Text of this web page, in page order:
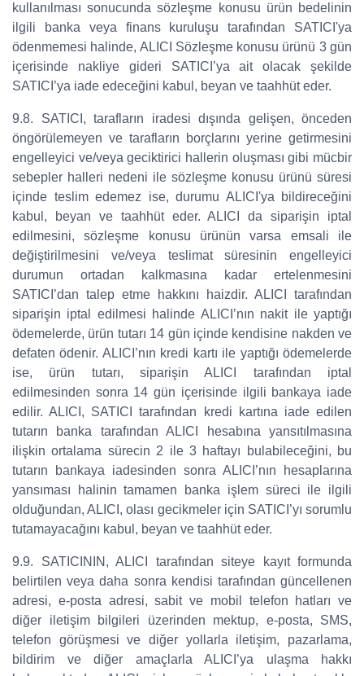
kullanılması sonucunda sözleşme konusu ürün bedelinin
ilgili banka veya finans kuruluşu tarafından SATICI'ya
ödenmemesi halinde, ALICI Sözleşme konusu ürünü 3 gün
içerisinde nakliye gideri SATICI’ya ait olacak şekilde
SATICI’ya iade edeceğini kabul, beyan ve taahhüt eder.
9.8. SATICI, tarafların iradesi dışında gelişen, önceden
öngörülemeyen ve tarafların borçlarını yerine getirmesini
engelleyici ve/veya geciktirici hallerin oluşması gibi mücbir
sebepler halleri nedeni ile sözleşme konusu ürünü süresi
içinde teslim edemez ise, durumu ALICI'ya bildireceğini
kabul, beyan ve taahhüt eder. ALICI da siparişin iptal
edilmesini, sözleşme konusu ürünün varsa emsali ile
değiştirilmesini ve/veya teslimat süresinin engelleyici
durumun ortadan kalkmasına kadar ertelenmesini
SATICI’dan talep etme hakkını haizdir. ALICI tarafından
siparişin iptal edilmesi halinde ALICI’nın nakit ile yaptığı
ödemelerde, ürün tutarı 14 gün içinde kendisine nakden ve
defaten ödenir. ALICI’nın kredi kartı ile yaptığı ödemelerde
ise, ürün tutarı, siparişin ALICI tarafından iptal
edilmesinden sonra 14 gün içerisinde ilgili bankaya iade
edilir. ALICI, SATICI tarafından kredi kartına iade edilen
tutarın banka tarafından ALICI hesabına yansıtılmasına
ilişkin ortalama sürecin 2 ile 3 haftayı bulabileceğini, bu
tutarın bankaya iadesinden sonra ALICI’nın hesaplarına
yansıması halinin tamamen banka işlem süreci ile ilgili
olduğundan, ALICI, olası gecikmeler için SATICI’yı sorumlu
tutamayacağını kabul, beyan ve taahhüt eder.
9.9. SATICININ, ALICI tarafından siteye kayıt formunda
belirtilen veya daha sonra kendisi tarafından güncellenen
adresi, e-posta adresi, sabit ve mobil telefon hatları ve
diğer iletişim bilgileri üzerinden mektup, e-posta, SMS,
telefon görüşmesi ve diğer yollarla iletişim, pazarlama,
bildirim ve diğer amaçlarla ALICI’ya ulaşma hakkı